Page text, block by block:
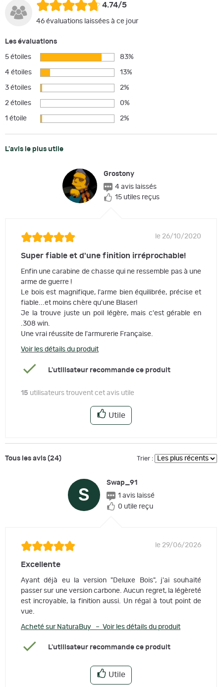
4.74/5
46 évaluations laissées à ce jour
Les évaluations
5 étoiles 83%
4 étoiles 13%
3 étoiles 2%
2 étoiles 0%
1 étoile 2%
L'avis le plus utile
Grostony
4 avis laissés
15 utiles reçus
le 26/10/2020
Super fiable et d'une finition irréprochable!
Enfin une carabine de chasse qui ne ressemble pas à une
arme de guerre !
Le bois est magnifique, l'arme bien équilibrée, précise et
fiable...et moins chère qu'une Blaser!
Je la trouve juste un poil légère, mais c'est gérable en
.308 win.
Une vrai réussite de l'armurerie Française.
Voir les détails du produit
L'utilisateur recommande ce produit
15 utilisateurs trouvent cet avis utile
Utile
Tous les avis (24) Trier :
S
Swap_91
1 avis laissé
0 utile reçu
le 29/06/2026
Excellente
Ayant déjà eu la version "Deluxe Bois", j'ai souhaité
passer sur une version carbone. Aucun regret, la légèreté
est incroyable, la finition aussi. Un régal à tout point de
vue.
Acheté sur NaturaBuy – Voir les détails du produit
L'utilisateur recommande ce produit
Utile